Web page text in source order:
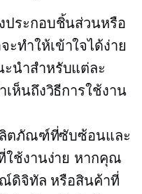
ระกอบชิ้นส่วนหรือ
ทำให้เข้าใจได้ง่าย
นำสำหรับแต่ละ
ห็นถึงวิธีการใช้งาน
ลิตภัณฑ์ที่ซับซ้อนและ
ใช้งานง่าย หากคุณ
ดิจิทัล หรือสินค้าที่